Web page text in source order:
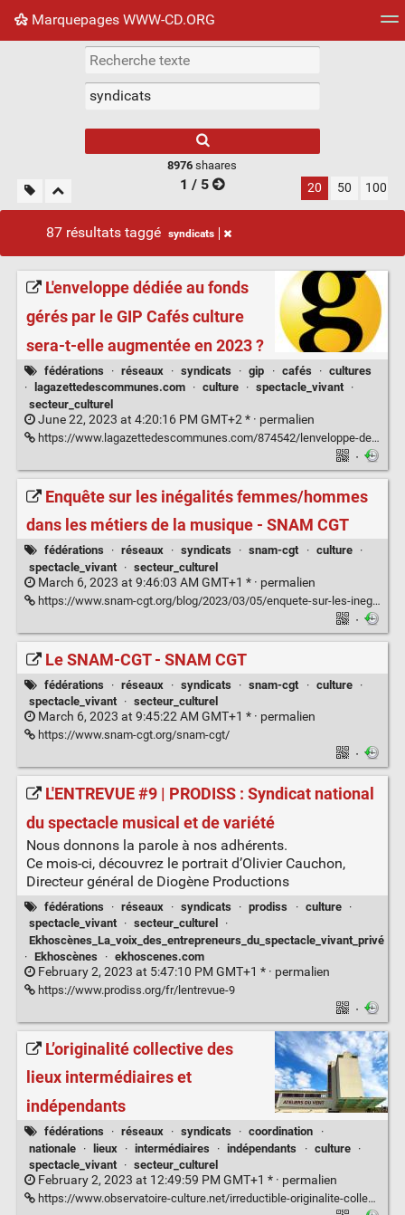
Marquepages WWW-CD.ORG
Nuage de tags Mur d'images
8976 shaares
1 / 5 20 50 100
87 résultats taggé syndicats
L'enveloppe dédiée au fonds
gérés par le GIP Cafés culture
sera-t-elle augmentée en 2023 ?
fédérations · réseaux · syndicats · gip · cafés · cultures
·
lagazettedescommunes.com · culture · spectacle_vivant ·
secteur_culturel
June 22, 2023 at 4:20:16 PM GMT+2 * · permalien
https://www.lagazettedescommunes.com/874542/lenveloppe-dediee-au-fonds-geres-par-le-gip-cafes-culture-sera-t-elle-augmentee-en-2023/
·
Enquête sur les inégalités femmes/hommes
dans les métiers de la musique - SNAM CGT
fédérations · réseaux · syndicats · snam-cgt · culture
·
spectacle_vivant
· secteur_culturel
March 6, 2023 at 9:46:03 AM GMT+1 * · permalien
https://www.snam-cgt.org/blog/2023/03/05/enquete-sur-les-inegalites-femmes-hommes-dans-les-metiers-de-la-musique/
·
Le SNAM-CGT - SNAM CGT
fédérations · réseaux · syndicats · snam-cgt · culture
·
spectacle_vivant
· secteur_culturel
March 6, 2023 at 9:45:22 AM GMT+1 * · permalien
https://www.snam-cgt.org/snam-cgt/
·
L'ENTREVUE #9 | PRODISS : Syndicat national
du spectacle musical et de variété
Nous donnons la parole à nos adhérents.
Ce mois-ci, découvrez le portrait d’Olivier Cauchon,
Directeur général de Diogène Productions
fédérations · réseaux · syndicats · prodiss · culture
·
spectacle_vivant
· secteur_culturel
·
Ekhoscènes_La_voix_des_entrepreneurs_du_spectacle_vivant_privé
· Ekhoscènes · ekhoscenes.com
February 2, 2023 at 5:47:10 PM GMT+1 * · permalien
https://www.prodiss.org/fr/lentrevue-9
·
L’originalité collective des
lieux intermédiaires et
indépendants
fédérations · réseaux · syndicats · coordination
·
nationale
· lieux · intermédiaires · indépendants · culture
·
spectacle_vivant
· secteur_culturel
February 2, 2023 at 12:49:59 PM GMT+1 * · permalien
https://www.observatoire-culture.net/irreductible-originalite-collective-lieux-intermediaires-independants/